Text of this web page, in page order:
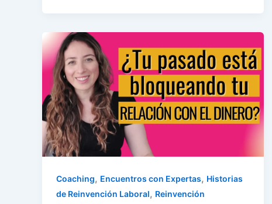
Coaching, Encuentros con Expertas, Historias
de Reinvención Laboral, Reinvención